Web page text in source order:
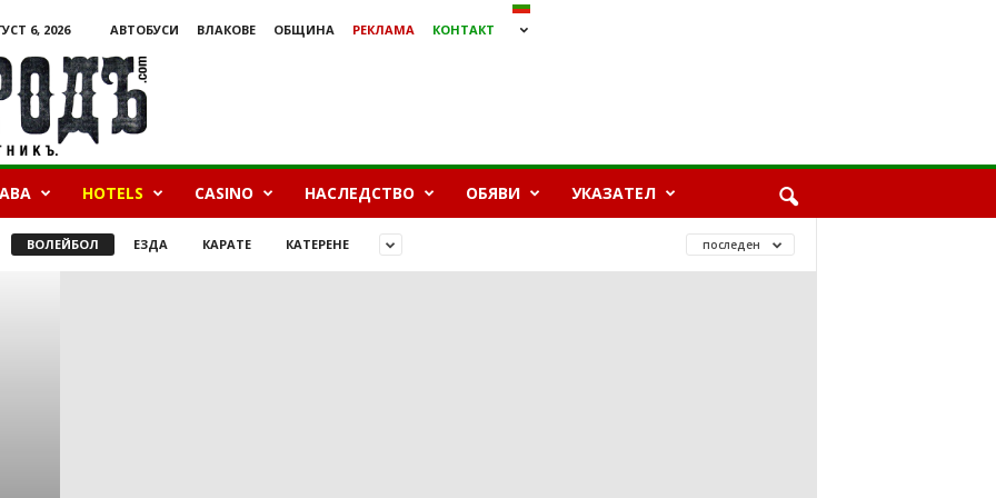
6, 2026 АВТОБУСИ ВЛАКОВЕ ОБЩИНА РЕКЛАМА
КОНТАКТ
HOTELS CASINO НАСЛЕДСТВО ОБЯВИ УКАЗАТЕЛ
ВОЛЕЙБОЛ ЕЗДА КАРАТЕ КАТЕРЕНЕ последен